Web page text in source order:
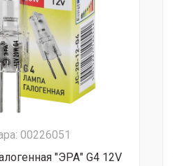
00226051
"ЭРА" G4 12V